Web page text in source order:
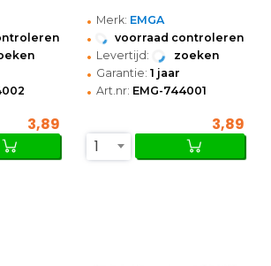
3,89
• Merk: EMGA
• voorraad controleren
• Levertijd: zoeken
• Garantie: 1 jaar
• Art.nr: EMG-744001
3,89
1